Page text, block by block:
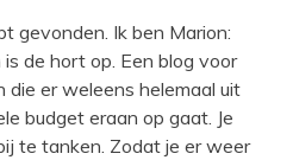
gevonden. Ik ben Marion:
de hort op. Een blog voor
die er weleens helemaal uit
budget eraan op gaat. Je
te tanken. Zodat je er weer